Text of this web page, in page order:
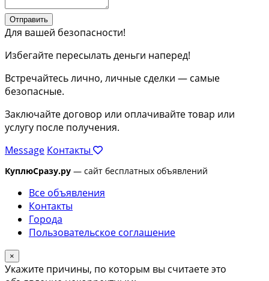
Отправить
Для вашей безопасности!
Избегайте пересылать деньги наперед!
Встречайтесь лично, личные сделки — самые
безопасные.
Заключайте договор или оплачивайте товар или
услугу после получения.
Message Контакты
КуплюСразу.ру — сайт бесплатных объявлений
Все объявления
Контакты
Города
Пользовательское соглашение
×
Укажите причины, по которым вы считаете это